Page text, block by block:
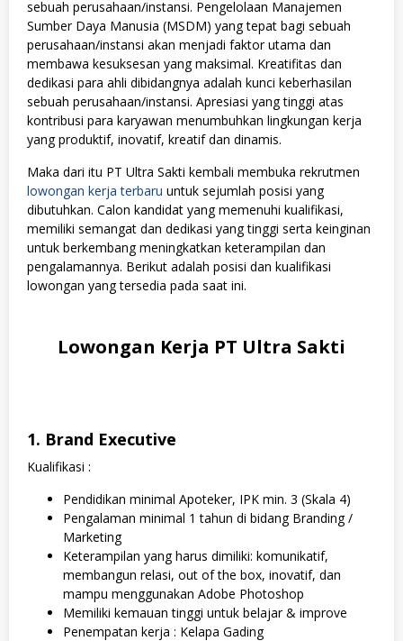
sebuah perusahaan/instansi. Pengelolaan Manajemen
Sumber Daya Manusia (MSDM) yang tepat bagi sebuah
perusahaan/instansi akan menjadi faktor utama dan
membawa kesuksesan yang maksimal. Kreatifitas dan
dedikasi para ahli dibidangnya adalah kunci keberhasilan
sebuah perusahaan/instansi. Apresiasi yang tinggi atas
kontribusi para karyawan menumbuhkan lingkungan kerja
yang produktif, inovatif, kreatif dan dinamis.
Maka dari itu PT Ultra Sakti kembali membuka rekrutmen
lowongan kerja terbaru untuk sejumlah posisi yang
dibutuhkan. Calon kandidat yang memenuhi kualifikasi,
memiliki semangat dan dedikasi yang tinggi serta keinginan
untuk berkembang meningkatkan keterampilan dan
pengalamannya. Berikut adalah posisi dan kualifikasi
lowongan yang tersedia pada saat ini.
Lowongan Kerja PT Ultra Sakti
1. Brand Executive
Kualifikasi :
Pendidikan minimal Apoteker, IPK min. 3 (Skala 4)
Pengalaman minimal 1 tahun di bidang Branding /
Marketing
Keterampilan yang harus dimiliki: komunikatif,
membangun relasi, out of the box, inovatif, dan
mampu menggunakan Adobe Photoshop
Memiliki kemauan tinggi untuk belajar & improve
Penempatan kerja : Kelapa Gading